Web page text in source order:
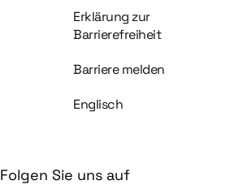
Information und Service
Erklärung zur
Barrierefreiheit
Barriere melden
Englisch
Folgen Sie uns auf